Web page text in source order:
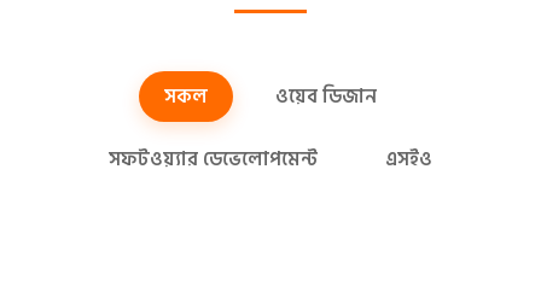
সকল
ওয়েব ডিজান
সফটওয়্যার ডেভেলোপমেন্ট
এসইও